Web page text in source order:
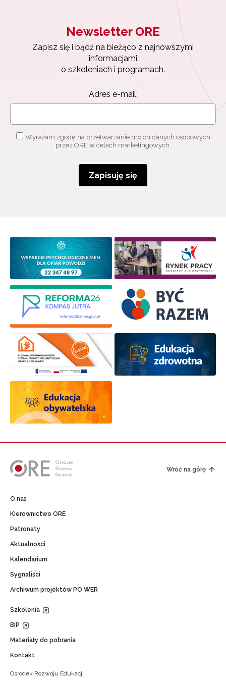
Newsletter ORE
Zapisz się i bądź na bieżąco z najnowszymi
informacjami
o szkoleniach i programach.
Adres e-mail:
Wyrażam zgodę na przetwarzanie moich danych osobowych
przez ORE w celach marketingowych.
Zapisuję się
Wróć na górę
O nas
Kierownictwo ORE
Patronaty
Aktualności
Kalendarium
Sygnaliści
Archiwum projektów PO WER
Szkolenia
BIP
Materiały do pobrania
Kontakt
Ośrodek Rozwoju Edukacji
Zapisz się i bądź na bieżąco z najnowszymi
informacjami
o szkoleniach i programach.
Adres e-mail:
Zapisuję się